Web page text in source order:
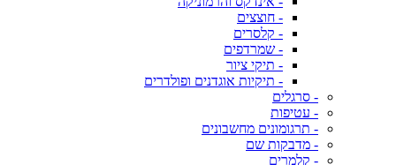
- חוצצים
- קלסרים
- שמרדפים
- תיקי ציור
- תיקיות אוגדנים ופולדרים
- סרגלים
- עטיפות
- תרגומונים מחשבונים
- מדבקות שם
- קלמרים